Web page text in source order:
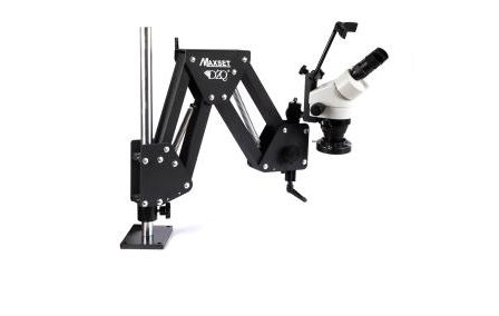
inspekci povrchů materiálu a jejich kvality, koroze a celkově k
defektoskopii, k měření velikosti mikroskopických materiálů, ke
zkoumání kvality optických čoček a prizmy, k rozpoznání padělků
bankovek a ke šperkařství. Binokulární mikroskop AK22 je vhodný i ke
Stereoskopický mikroskop Yaxun AK22
z tlustostěnné slitiny s povrchovou úpravou komaxit a tvoří robustní a
těžkou základnu pro pohodlnou práci. V zadní části mikroskopu se
nachází vypínač a pojistka. Napájen je ze sítě - 230V. Díky použití
standardního Ø30mm konektoru na okuláry je možné je zaměnit
například za okuláry s větším zvětšením (např. WF20X - tedy zvětšení až
4x20) nebo použít USB digitální kamerový snímač, který umožní